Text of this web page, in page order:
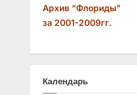
Архив “Флориды”
за 2001-2009гг.
Календарь